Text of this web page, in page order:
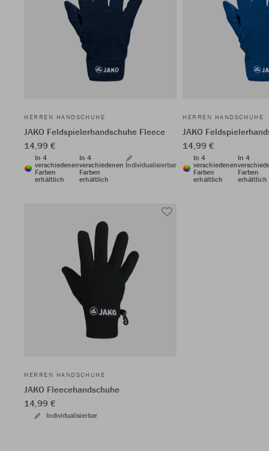
HERREN HANDSCHUHE
JAKO Feldspielerhandschuhe Fleece
14,99 €
In 4
verschiedenen
Farben
erhältlich
In 4
verschiedenen
Farben
erhältlich
Individualisierbar
HERREN HANDSCHUHE
JAKO
14,99 €
In 4
verschiedenen
Farben
erhältlich
In 4
Farben
erhältlich
HERREN HANDSCHUHE
JAKO Fleecehandschuhe
14,99 €
Individualisierbar